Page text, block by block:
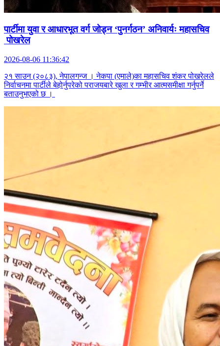
पार्टीमा युवा र आधारभूत वर्ग जोड्न ‘पुनर्गठन’ अनिवार्यः महासचिव
पोखरेल
2026-08-06 11:36:42
२१ साउन (२०८३), नेपालगन्ज । नेकपा (एमाले)का महासचिव शंकर पोखरेलले
निर्वाचनमा पार्टीले बेहोर्नुपरेको पराजयबारे खुला र गम्भीर आत्मसमीक्षा गर्नुपर्ने
बताउनुभएको छ ।